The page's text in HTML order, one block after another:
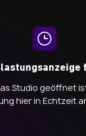
Studio geöffnet
hier in Echtzeit